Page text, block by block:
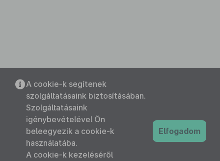
A cookie-k segítenek
szolgáltatásaink biztosításában.
Szolgáltatásaink
igénybevételével Ön
beleegyezik a cookie-k
használatába.
A cookie-k kezeléséről
Elfogadom